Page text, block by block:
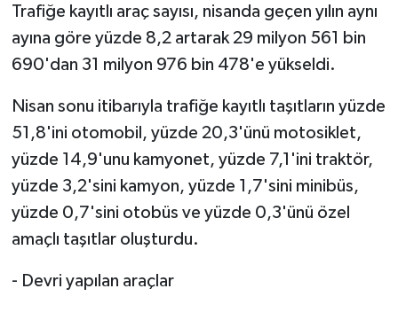
Trafiğe kayıtlı araç sayısı, nisanda geçen yılın aynı
ayına göre yüzde 8,2 artarak 29 milyon 561 bin
690'dan 31 milyon 976 bin 478'e yükseldi.
Nisan sonu itibarıyla trafiğe kayıtlı taşıtların yüzde
51,8'ini otomobil, yüzde 20,3'ünü motosiklet,
yüzde 14,9'unu kamyonet, yüzde 7,1'ini traktör,
yüzde 3,2'sini kamyon, yüzde 1,7'sini minibüs,
yüzde 0,7'sini otobüs ve yüzde 0,3'ünü özel
amaçlı taşıtlar oluşturdu.
- Devri yapılan araçlar